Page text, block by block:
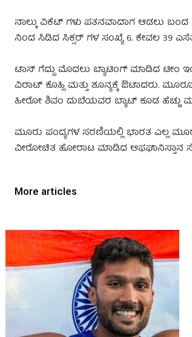
ನಾಲ್ಕು ವಿಕೆಟ್ ಗಳು ಪತನವಾದಾಗ ಆಡಲು
ನಿಂದ ಸಿಡಿದ ಸಿಕ್ಸರ್ ಗಳ ಸಂಖ್ಯೆ 6. ಕೇವಲ 39
ಟಾಸ್​ ಗೆದ್ದು ಮೊದಲು ಬ್ಯಾಟಿಂಗ್​ ಮಾಡಿದ ಟೀಂ
ವಿರಾಟ್​ ಕೊಹ್ಲಿ ಮತ್ತು ಶೂನ್ಯಕ್ಕೆ ಔಟಾದರು.
ಹೀರೋ ಶಿವಂ ದುಬೆಯವರ ಬ್ಯಾಟ್ ಕೂಡ ಹೆಚ್ಚು
ಮೂರು ಪಂದ್ಯಗಳ ಸರಣಿಯಲ್ಲಿ ಭಾರತ ಎಲ್ಲ
ವೀರೋಚಿತ ಹೋರಾಟ ಮಾಡಿದ ಅಫಘಾನಿಸ್ತಾನ
More articles